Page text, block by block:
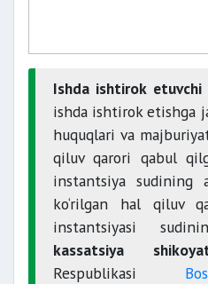
Ishda ishtirok etuvchi
ishda ishtirok etishga
huquqlari va
qiluv qarori qabul
instantsiya sudining
ko‘rilgan hal qiluv
instantsiyasi
kassatsiya
Respublikasi